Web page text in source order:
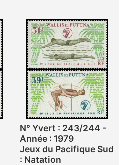
N° Yvert : 243/244 -
Année : 1979
Jeux du Pacifique Sud
: Natation